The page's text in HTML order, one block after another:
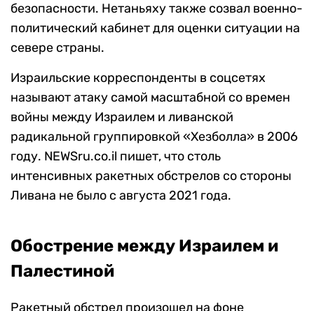
безопасности. Нетаньяху также созвал военно-
политический кабинет для оценки ситуации на
севере страны.
Израильские корреспонденты в соцсетях
называют атаку самой масштабной со времен
войны между Израилем и ливанской
радикальной группировкой «Хезболла» в 2006
году. NEWSru.co.il пишет, что столь
интенсивных ракетных обстрелов со стороны
Ливана не было с августа 2021 года.
Обострение между Израилем и
Палестиной
Ракетный обстрел произошел на фоне